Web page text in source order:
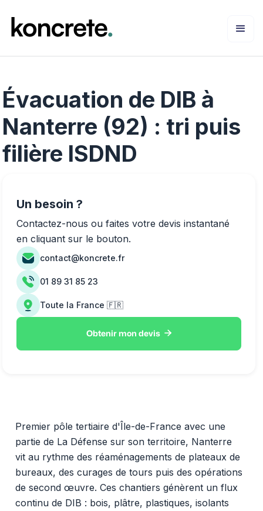
Évacuation de DIB à
Nanterre (92) : tri puis
filière ISDND
Premier pôle tertiaire d'Île-de-France avec une
partie de La Défense sur son territoire, Nanterre
vit au rythme des réaménagements de plateaux de
bureaux, des curages de tours puis des opérations
de second œuvre. Ces chantiers génèrent un flux
continu de DIB : bois, plâtre, plastiques, isolants
Un besoin ?
Contactez-nous ou faites votre devis instantané
en cliquant sur le bouton.
contact@koncrete.fr
01 89 31 85 23
Toute la France 🇫🇷
Obtenir mon devis 